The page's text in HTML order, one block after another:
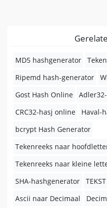
MD5 hashgenerator
Ripemd hash-generator
Gost Hash Online
CRC32-hasj online
Haval-
bcrypt Hash Generator
Tekenreeks naar
Tekenreeks naar kleine
SHA-hashgenerator
Ascii naar Decimaal